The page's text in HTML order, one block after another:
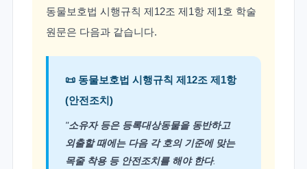
동물보호법 시행규칙 제12조 제1항 제1호 학술
원문은 다음과 같습니다.
📜 동물보호법 시행규칙 제12조 제1항
(안전조치)
"소유자 등은 등록대상동물을 동반하고
외출할 때에는 다음 각 호의 기준에 맞는
목줄 착용 등 안전조치를 해야 한다.